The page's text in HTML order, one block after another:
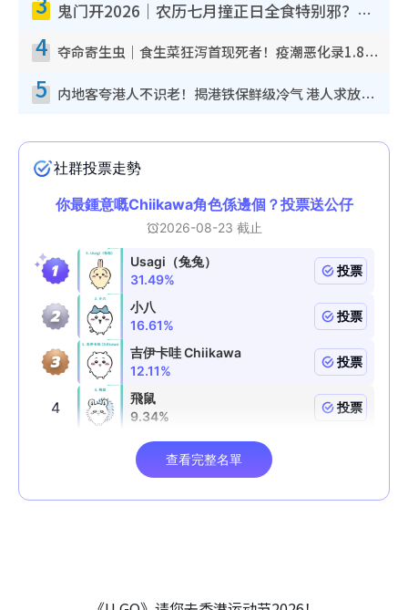
鬼门开2026｜农历七月撞正日全食特别邪？专家警告切忌做一事！揭4大禁忌+2招保平安
4 夺命寄生虫｜食生菜狂泻首现死者！疫潮恶化录1.8万宗病例 揭洗菜3大谬误
5 内地客夸港人不识老！揭港铁保鲜级冷气 港人求放过：别投诉